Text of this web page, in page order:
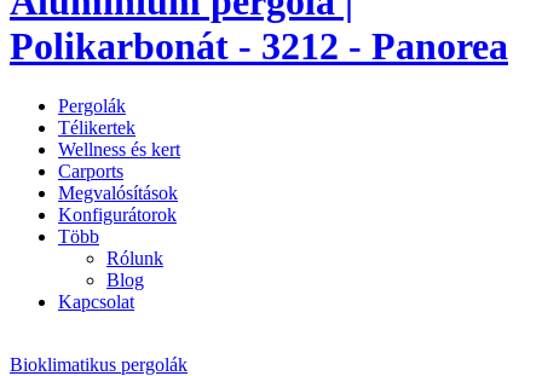
Polikarbonát - 3212 - Panorea
Pergolák
Télikertek
Wellness és kert
Carports
Megvalósítások
Konfigurátorok
Több
Rólunk
Blog
Kapcsolat
Bioklimatikus pergolák